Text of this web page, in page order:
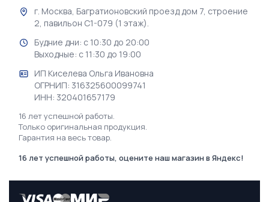
г. Москва, Багратионовский проезд дом 7, строение
2, павильон С1-079 (1 этаж).
Будние дни: с 10:30 до 20:00
Выходные: с 11:30 до 19:00
ИП Киселева Ольга Ивановна
ОГРНИП: 316325600099741
ИНН: 320401657179
16 лет успешной работы.
Только оригинальная продукция.
Гарантия на весь товар.
16 лет успешной работы, оцените наш магазин в Яндекс!